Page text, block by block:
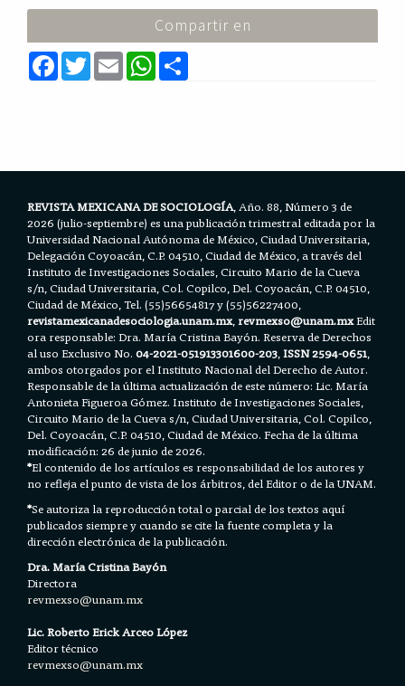
Compartir en
F
a
c
T
w
E
m
a
W
h
a
REVISTA MEXICANA DE SOCIOLOGÍA, Año. 88, Número 3 de
2026 (julio-septiembre) es una publicación trimestral editada por la
Universidad Nacional Autónoma de México, Ciudad Universitaria,
Delegación Coyoacán, C.P. 04510, Ciudad de México, a través del
Instituto de Investigaciones Sociales, Circuito Mario de la Cueva
s/n, Ciudad Universitaria, Col. Copilco, Del. Coyoacán, C.P. 04510,
Ciudad de México, Tel. (55)56654817 y (55)56227400,
revistamexicanadesociologia.unam.mx,revmexso@unam.mxEdit
ora responsable: Dra. María Cristina Bayón. Reserva de Derechos
al uso Exclusivo No.04-2021-051913301600-203,ISSN 2594-0651,
ambos otorgados por el Instituto Nacional del Derecho de Autor.
Responsable de la última actualización de este número: Lic. María
Antonieta Figueroa Gómez. Instituto de Investigaciones Sociales,
Circuito Mario de la Cueva s/n, Ciudad Universitaria, Col. Copilco,
Del. Coyoacán, C.P. 04510, Ciudad de México. Fecha de la última
modificación: 26 de junio de 2026.
*El contenido de los artículos es responsabilidad de los autores y
no refleja el punto de vista de los árbitros, del Editor o de la UNAM.
*Se autoriza la reproducción total o parcial de los textos aquí
publicados siempre y cuando se cite la fuente completa y la
dirección electrónica de la publicación.
Dra. María Cristina Bayón
Directora
revmexso@unam.mx
Lic. Roberto Erick Arceo López
Editor técnico
revmexso@unam.mx